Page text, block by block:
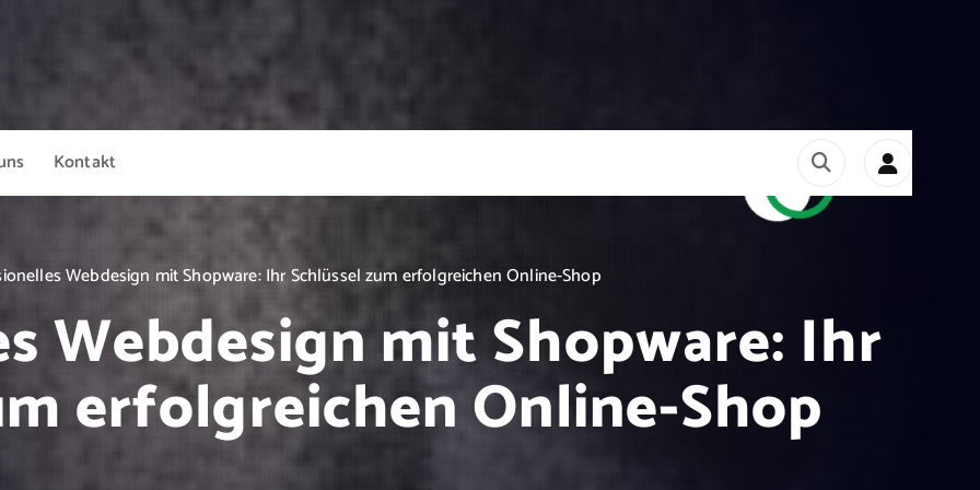
Kontakt
Webdesign mit Shopware: Ihr Schlüssel zum erfolgreichen Online-Shop
Webdesign mit Shopware: Ihr
erfolgreichen Online-Shop